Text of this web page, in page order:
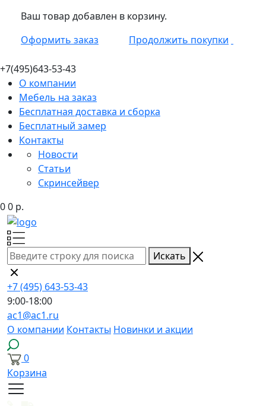
Ваш товар добавлен в корзину.
Оформить заказ
Продолжить покупки
+7(495)643-53-43
О компании
Мебель на заказ
Бесплатная доставка и сборка
Бесплатный замер
Контакты
Новости
Статьи
Скринсейвер
00 р.
Искать
+7 (495) 643-53-43
9:00-18:00
ac1@ac1.ru
О компании Контакты Новинки и акции
0
Корзина